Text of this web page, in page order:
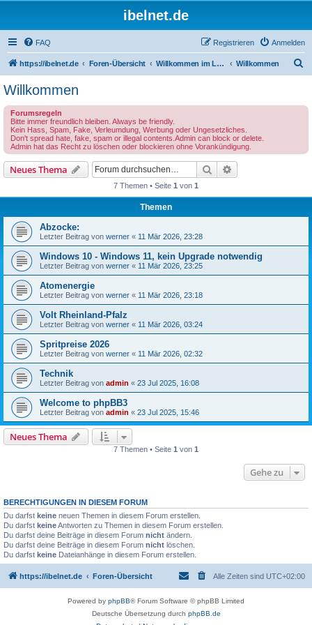
ibelnet.de
FAQ Anmelden
Registrieren
https://ibelnet.de Foren-Übersicht Willkommen im Leben / Welcome to life Willkommen
Willkommen
Forumsregeln
Bitte immer freundlich bleiben. Always be friendly.
Kein Hass, Spam, Fake, Verleumdung, Werbung oder Ungesetzliches.
Don't spread hate, fake, spam or illegal contents.Admin can block or delete.
Admin hat das Recht zu löschen oder blockieren ohne Vorankündigung.
Neues Thema Suche
7 Themen • Seite 1 von 1
Themen
Abzocke:
Letzter Beitrag von werner « 11 Mär 2026, 23:28
Windows 10 - Windows 11, kein Upgrade notwendig
Letzter Beitrag von werner « 11 Mär 2026, 23:25
Atomenergie
Letzter Beitrag von werner « 11 Mär 2026, 23:18
Volt Rheinland-Pfalz
Letzter Beitrag von werner « 11 Mär 2026, 03:24
Spritpreise 2026
Letzter Beitrag von werner « 11 Mär 2026, 02:32
Technik
Letzter Beitrag von admin « 23 Jul 2025, 16:08
Welcome to phpBB3
Letzter Beitrag von admin « 23 Jul 2025, 15:46
Neues Thema
7 Themen • Seite 1 von 1
Gehe zu
BERECHTIGUNGEN IN DIESEM FORUM
Du darfst keine neuen Themen in diesem Forum erstellen.
Du darfst keineAntworten zu Themen in diesem Forum erstellen.
Du darfst deine Beiträge in diesem Forum nicht ändern.
Du darfst deine Beiträge in diesem Forum nicht löschen.
Du darfst keine Dateianhänge in diesem Forum erstellen.
https://ibelnet.de Foren-Übersicht Alle Zeiten sind UTC+02:00
Powered by phpBB® Forum Software © phpBB Limited
Deutsche Übersetzung durch phpBB.de